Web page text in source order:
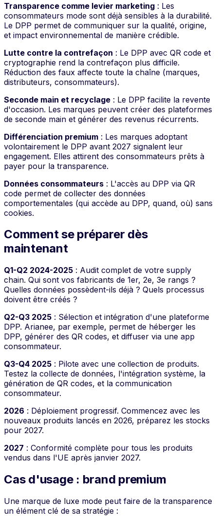
Transparence comme levier marketing : Les
consommateurs mode sont déjà sensibles à la durabilité.
Le DPP permet de communiquer sur la qualité, origine,
et impact environnemental de manière crédible.
Lutte contre la contrefaçon : Le DPP avec QR code et
cryptographie rend la contrefaçon plus difficile.
Réduction des faux affecte toute la chaîne (marques,
distributeurs, consommateurs).
Seconde main et recyclage : Le DPP facilite la revente
d'occasion. Les marques peuvent créer des plateformes
de seconde main et générer des revenus récurrents.
Différenciation premium : Les marques adoptant
volontairement le DPP avant 2027 signalent leur
engagement. Elles attirent des consommateurs prêts à
payer pour la transparence.
Données consommateurs : L'accès au DPP via QR
code permet de collecter des données
comportementales (qui accède au DPP, quand, où) sans
cookies.
Comment se préparer dès
maintenant
Q1-Q2 2024-2025 : Audit complet de votre supply
chain. Qui sont vos fabricants de 1er, 2e, 3e rangs ?
Quelles données possèdent-ils déjà ? Quels processus
doivent être créés ?
Q2-Q3 2025 : Sélection et intégration d'une plateforme
DPP. Arianee, par exemple, permet de héberger les
DPP, générer des QR codes, et diffuser via une app
consommateur.
Q3-Q4 2025 : Pilote avec une collection de produits.
Testez la collecte de données, l'intégration système, la
génération de QR codes, et la communication
consommateur.
2026 : Déploiement progressif. Commencez avec les
nouveaux produits lancés en 2026, préparez les stocks
pour 2027.
2027 : Conformité complète pour tous les produits
vendus dans l'UE après janvier 2027.
Cas d'usage : brand premium
Une marque de luxe mode peut faire de la transparence
un élément clé de sa stratégie :